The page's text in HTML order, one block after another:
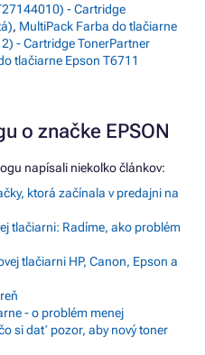
- Cartridge
, MultiPack Farba do tlačiarne
- Cartridge TonerPartner
tlačiarne Epson T6711
o značke EPSON
napísali niekoľko článkov:
ktorá začínala v predajni na
tlačiarni: Radíme, ako problém
tlačiarni HP, Canon, Epson a
- o problém menej
si dať pozor, aby nový toner